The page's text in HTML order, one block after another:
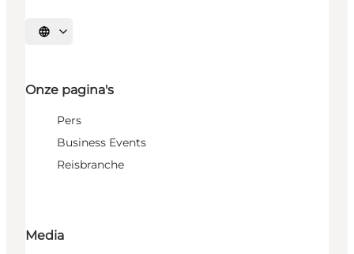
Selecteer taal
Onze pagina's
Pers
Business Events
Reisbranche
Media